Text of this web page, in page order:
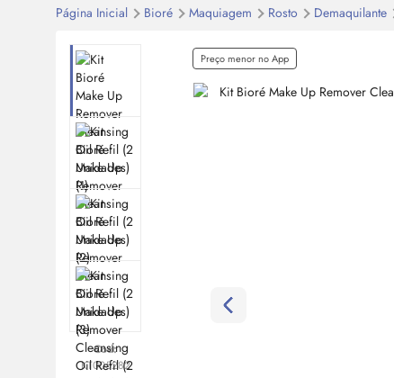
Página Inicial Bioré Maquiagem Rosto Demaquilante
Preço menor no App
Cod:
KT005282